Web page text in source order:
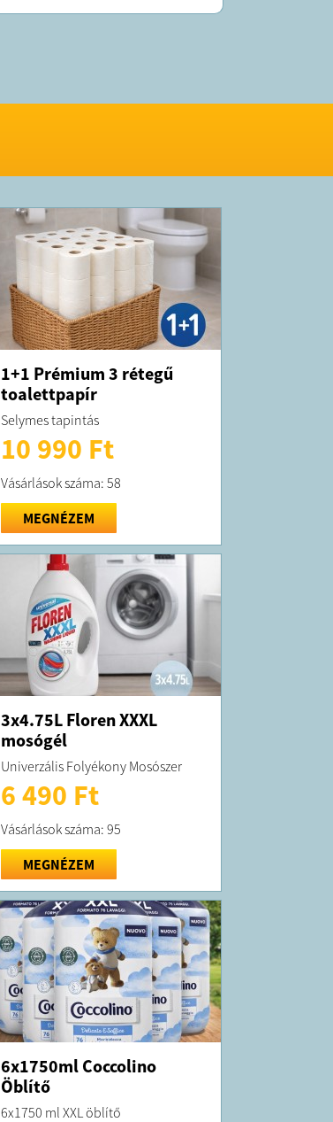
1+1 Prémium 3 rétegű
toalettpapír
Selymes tapintás
10 990 Ft
Vásárlások száma: 58
MEGNÉZEM
3x4.75L Floren XXXL
mosógél
Univerzális Folyékony Mosószer
6 490 Ft
Vásárlások száma: 95
MEGNÉZEM
6x1750ml Coccolino
Öblítő
6x1750 ml XXL öblítő